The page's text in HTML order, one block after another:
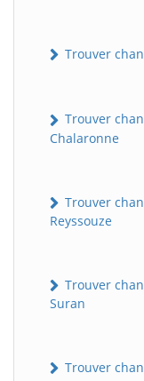
Trouver
Trouver
Chalaronne
Trouver
Reyssouze
Trouver
Suran
Trouver